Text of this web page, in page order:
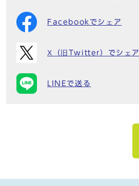
Facebookでシェア
X（旧Twitter）でシェア
LINEで送る